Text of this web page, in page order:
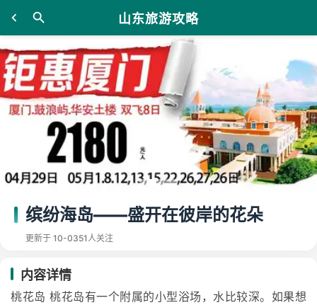
山东旅游攻略
缤纷海岛——盛开在彼岸的花朵
更新于 10-0351人关注
内容详情
桃花岛 桃花岛有一个附属的小型浴场，水比较深。如果想